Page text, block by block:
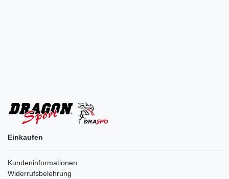
Einkaufen
Kundeninformationen
Widerrufsbelehrung